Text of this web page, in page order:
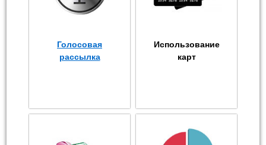
Голосовая
рассылка
Использование
карт